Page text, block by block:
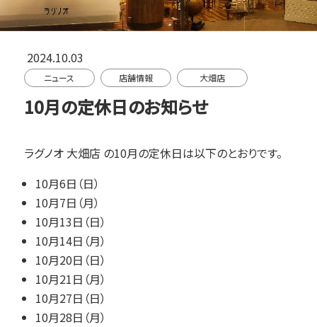
2024.10.03
ニュース 店舗情報 大畑店
10月の定休日のお知らせ
ラグノオ 大畑店 の10月の定休日は以下のとおりです。
10月6日（日）
10月7日（月）
10月13日（日）
10月14日（月）
10月20日（日）
10月21日（月）
10月27日（日）
10月28日（月）